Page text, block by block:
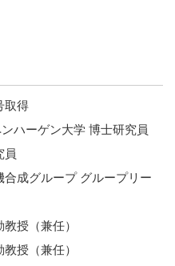
取得
ハーゲン大学 博士研究員
員
成グループ グループリー
授（兼任）
授（兼任）